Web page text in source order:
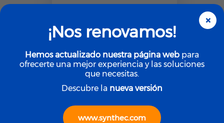
×
¡Nos renovamos!
Hemos actualizado nuestra página web para
ofrecerte una mejor experiencia y las soluciones
que necesitas.
Descubre la nueva versión
www.synthec.com